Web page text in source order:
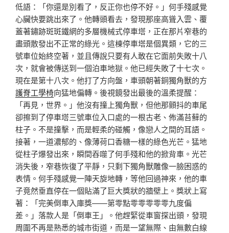
低語：「你還是別看了，反正你也停不好。」何手殘感覺
心臟快要跳出來了。他轉頭看去，發現那座高聳入雲、覆
蓋著鏽跡斑斑鐵網的多層機械式停車塔，正在那片窄巷的
盡頭散發出不正常的綠光。這棟停車塔是個異類，它的三
號車位始終空著，並且傳說只要有人敢在它面前失敗十八
次，就會被傳送到一個泊車地獄。他已經失敗了十七次。
現在是第十八次。他打了方向盤，車頭朝著銅獨角獸的方
護脊工學椅向猛地偏轉。後視鏡發出最後的溫柔提醒：
「再見，世界。」他沒有撞上獨角獸，但他那顫抖的車尾
卻擦到了停車塔三號車位入口處的一根古老、佈滿苔蘚的
柱子。不是撞擊，而是輕柔的碰觸，像戀人之間的耳語。
接著，一道濃郁的、像薄荷口香糖一樣的綠色光芒。猛地
從柱子爆發出來，瞬間吞噬了何手殘和他的掀背車。光芒
消失後，窄巷恢復了平靜，只剩下獨角獸雕像一臉困惑的
表情。何手殘感覺一陣天旋地轉，等他回過神來，他的車
子竟然垂直停在一個貼滿了巨大獎狀的牆壁上。獎狀上寫
著：「完美倒車入庫獎——第零點零零零零零九度偏
差。」落款人是「倒車王」。他趕緊從車窗探出頭，發現
周圍不再是熟悉的城市街道，而是一望無際、由無數白線